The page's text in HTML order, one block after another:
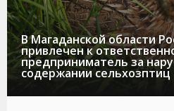
В Магаданской области
привлечен к
предприниматель за
содержании сельхозптиц